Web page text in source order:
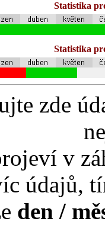
Statistika
Statistika
zde
v
údajů,
den /